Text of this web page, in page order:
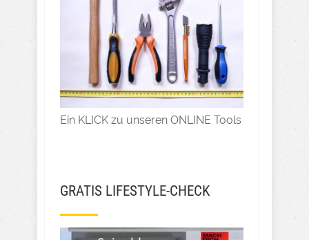
Ein KLICK zu unseren ONLINE Tools
GRATIS LIFESTYLE-CHECK